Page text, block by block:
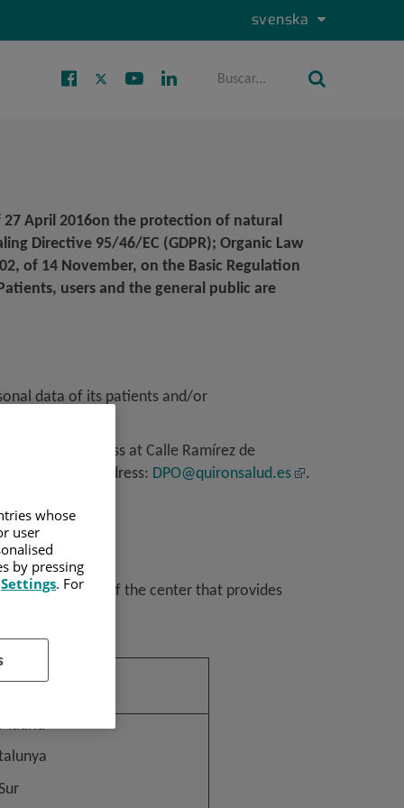
Selector
de
Idioma
activo
svenska
Buscar Buscar
LevanteFacebook
TwitterYoutubeLinkedin
27 April 2016on the protection of natural
Directive 95/46/EC (GDPR); Organic Law
of 14 November, on the Basic Regulation
users and the general public are
data of its patients and/or
postal address at Calle Ramírez de
following address: DPO@quironsalud.es .
the company of the center that provides
whose
user
by pressing
Settings. For